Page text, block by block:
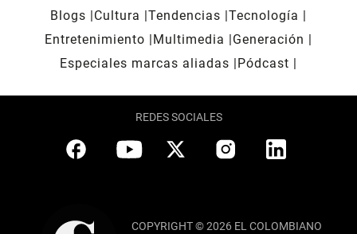
Blogs
Cultura Tendencias Tecnología
Entretenimiento
Multimedia
Generación
Especiales marcas aliadas
Pódcast
REDES SOCIALES
COPYRIGHT © 2026 EL COLOMBIANO